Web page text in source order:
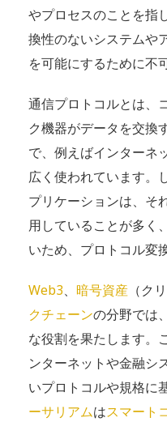
やプロセスのことを指
換性のないシステムや
を可能にするために不
通信プロトコルとは、
ク機器がデータを交換
で、例えばインターネ
広く使われています。
プリケーションは、そ
用していることが多く
いため、プロトコル変
Web3、 暗号資産 （ク
クチェーンの分野では
な役割を果たします。
ンターネットや金融シ
いプロトコルや規格に
ーサリアムはスマート